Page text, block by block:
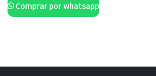
Comprar por whatsapp